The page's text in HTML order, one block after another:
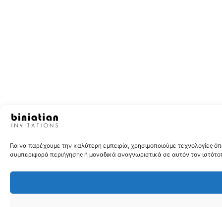
Για να παρέχουμε την καλύτερη εμπειρία, χρησιμοποιούμε
συμπεριφορά περιήγησης ή μοναδικά αναγνωριστικά σε αυτόν τον